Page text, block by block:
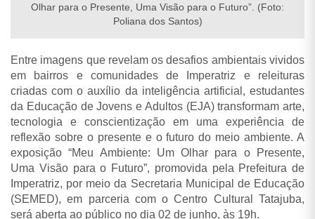
Olhar para o Presente, Uma Visão para o Futuro”. (Foto:
Poliana dos Santos)
Entre imagens que revelam os desafios ambientais vividos
em bairros e comunidades de Imperatriz e releituras
criadas com o auxílio da inteligência artificial, estudantes
da Educação de Jovens e Adultos (EJA) transformam arte,
tecnologia e conscientização em uma experiência de
reflexão sobre o presente e o futuro do meio ambiente. A
exposição “Meu Ambiente: Um Olhar para o Presente,
Uma Visão para o Futuro”, promovida pela Prefeitura de
Imperatriz, por meio da Secretaria Municipal de Educação
(SEMED), em parceria com o Centro Cultural Tatajuba,
será aberta ao público no dia 02 de junho, às 19h.